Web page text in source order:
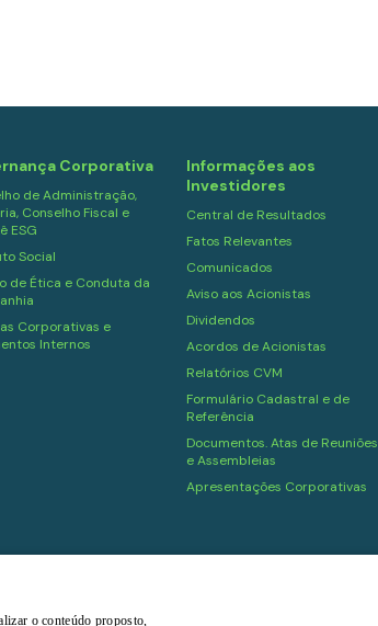
Corporativa
de Administração,
Conselho Fiscal e
ESG
Social
de Ética e Conduta da
Corporativas e
Internos
Informações aos
Investidores
Central de Resultados
Fatos Relevantes
Comunicados
Aviso aos Acionistas
Dividendos
Acordos de Acionistas
Relatórios CVM
Formulário Cadastral e de
Referência
Documentos. Atas de Reuniões
e Assembleias
Apresentações Corporativas
o conteúdo proposto,